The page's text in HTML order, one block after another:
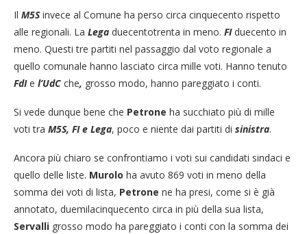
Il M5Sinvece al Comune ha perso circa cinquecento rispetto
alle regionali. La Lega duecentotrenta in meno. FIduecento in
meno. Questi tre partiti nel passaggio dal voto regionale a
quello comunale hanno lasciato circa mille voti. Hanno tenuto
FdIe l’UdC che, grosso modo, hanno pareggiato i conti.
Si vede dunque bene che Petrone ha succhiato più di mille
voti tra M5S, FI e Lega, poco e niente dai partiti di sinistra.
Ancora più chiaro se confrontiamo i voti sui candidati sindaci e
quello delle liste. Murolo ha avuto 869 voti in meno della
somma dei voti di lista, Petrone ne ha presi, come si è già
annotato, duemilacinquecento circa in più della sua lista,
Servalli grosso modo ha pareggiato i conti con la somma dei